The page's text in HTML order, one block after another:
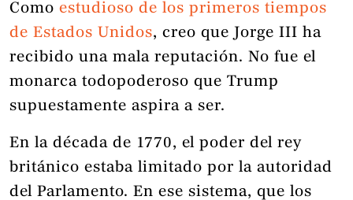
Como estudioso de los primeros tiempos
de Estados Unidos, creo que Jorge III ha
recibido una mala reputación. No fue el
monarca todopoderoso que Trump
supuestamente aspira a ser.
En la década de 1770, el poder del rey
británico estaba limitado por la autoridad
del Parlamento. En ese sistema, que los